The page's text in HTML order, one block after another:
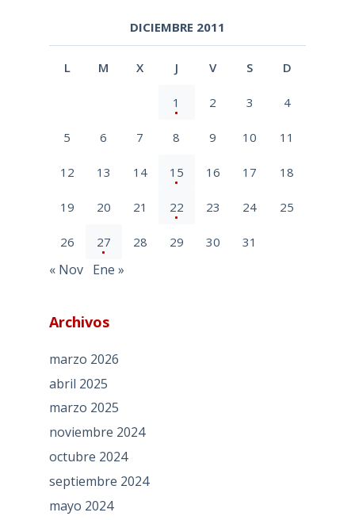
DICIEMBRE 2011
L M X J V S D
1 2 3 4
5 6 7 8 9 10 11
12 13 14 15 16 17 18
19 20 21 22 23 24 25
26 27 28 29 30 31
« Nov Ene »
Archivos
marzo 2026
abril 2025
marzo 2025
noviembre 2024
octubre 2024
septiembre 2024
mayo 2024